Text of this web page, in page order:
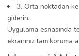
3. Orta noktadan
giderin.
Uygulama esnasında
ekranınız tam koruma